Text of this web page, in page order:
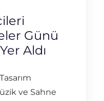
Günü
Aldı
ve Sahne